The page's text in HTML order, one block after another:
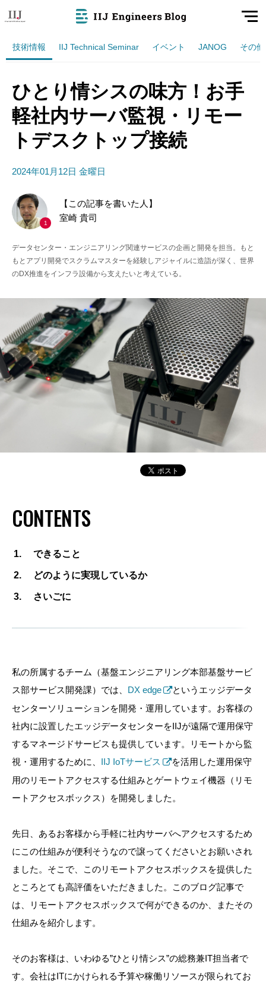
技術情報 IIJ Technical Seminar イベント JANOG その他
ひとり情シスの味方！お手
軽社内サーバ監視・リモー
トデスクトップ接続
2024年01月12日 金曜日
1
【この記事を書いた人】
室崎 貴司
データセンター・エンジニアリング関連サービスの企画と開発を担当。もと
もとアプリ開発でスクラムマスターを経験しアジャイルに造詣が深く、世界
のDX推進をインフラ設備から支えたいと考えている。
CONTENTS
できること
どのように実現しているか
さいごに
私の所属するチーム（基盤エンジニアリング本部基盤サービ
ス部サービス開発課）では、 DX edge
というエッジデータ
センターソリューションを開発・運用しています。お客様の
社内に設置したエッジデータセンターをIIJが遠隔で運用保守
するマネージドサービスも提供しています。リモートから監
視・運用するために、 IIJ IoTサービス
を活用した運用保守
用のリモートアクセスする仕組みとゲートウェイ機器（リモ
ートアクセスボックス）を開発しました。
先日、あるお客様から手軽に社内サーバへアクセスするため
にこの仕組みが便利そうなので譲ってくださいとお願いされ
ました。そこで、このリモートアクセスボックスを提供した
ところとても高評価をいただきました。このブログ記事で
は、リモートアクセスボックスで何ができるのか、またその
仕組みを紹介します。
そのお客様は、いわゆる”ひとり情シス”の総務兼IT担当者で
す。会社はITにかけられる予算や稼働リソースが限られてお